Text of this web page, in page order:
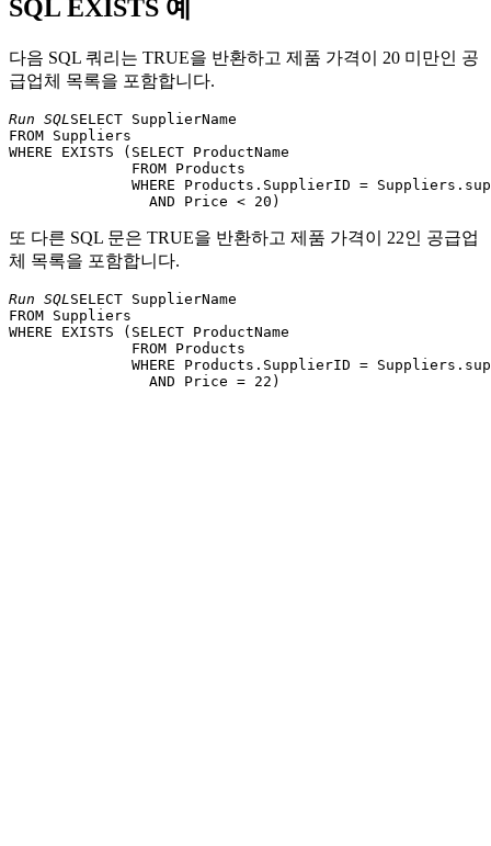
SQL EXISTS 예
다음 SQL 쿼리는 TRUE을 반환하고 제품 가격이 20 미만인 공
급업체 목록을 포함합니다.
Run SQLSELECT SupplierName
FROM Suppliers
WHERE EXISTS (SELECT ProductName
              FROM Products
WHERE Products.SupplierID =
또 다른 SQL 문은 TRUE을 반환하고 제품 가격이 22인 공급업
체 목록을 포함합니다.
Run SQLSELECT SupplierName
FROM Suppliers
WHERE EXISTS (SELECT ProductName
              FROM Products
WHERE Products.SupplierID =